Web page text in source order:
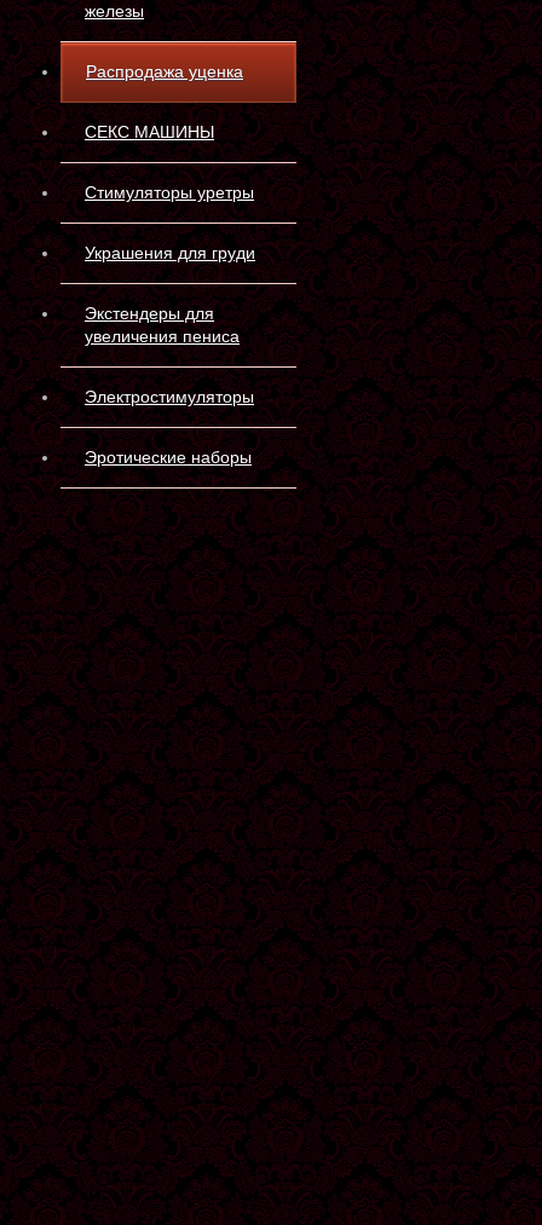
железы
Распродажа уценка
СЕКС МАШИНЫ
Стимуляторы уретры
Украшения для груди
Экстендеры для
увеличения пениса
Электростимуляторы
Эротические наборы